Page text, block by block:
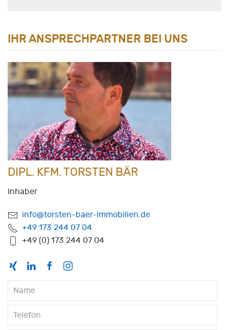
IHR ANSPRECHPARTNER BEI UNS
DIPL. KFM. TORSTEN BÄR
Inhaber
info@torsten-baer-immobilien.de
+49 173 244 07 04
+49 (0) 173 244 07 04